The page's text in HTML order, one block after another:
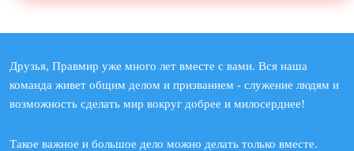
Друзья, Правмир уже много лет вместе с вами. Вся наша
команда живет общим делом и призванием - служение людям и
возможность сделать мир вокруг добрее и милосерднее!
Такое важное и большое дело можно делать только вместе.